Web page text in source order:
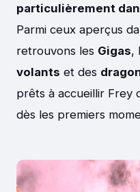
particulièrement
Parmi ceux aperçus
retrouvons les Gigas,
volants et des
prêts à accueillir Frey
dès les premiers